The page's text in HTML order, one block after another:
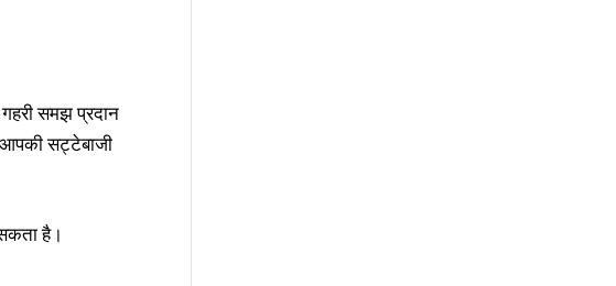
समझ प्रदान
सट्टेबाजी
है।